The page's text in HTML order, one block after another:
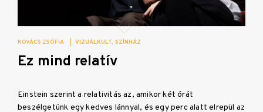
KOVÁCS ZSÓFIA VIZUÁLKULT SZÍNHÁZ
Ez mind relatív
Einstein szerint a relativitás az, amikor két órát
beszélgetünk egy kedves lánnyal, és egy perc alatt elrepül az